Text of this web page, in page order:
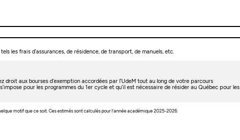
les frais d’assurances, de résidence, de transport, de manuels, etc.
aux bourses d’exemption accordées par l’UdeM tout au long de votre parcours
pour les programmes du 1er cycle et qu’il est nécessaire de résider au Québec pour les
motif que ce soit. Ces estimés sont calculés pour l’année académique 2025-2026.